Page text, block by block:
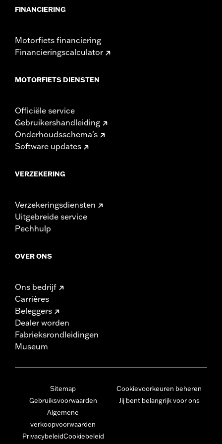
FINANCIERING
Motorfiets financiering
Financieringscalculator
MOTORFIETS DIENSTEN
Officiële service
Gebruikershandleiding
Onderhoudsschema's
Software updates
VERZEKERING
Verzekeringsdiensten
Uitgebreide service
Pechhulp
OVER ONS
Ons bedrijf
Carrières
Beleggers
Dealer worden
Fabrieksrondleidingen
Museum
Sitemap
Gebruiksvoorwaarden
Algemene
verkoopvoorwaarden
PrivacybeleidCookiebeleid
Cookievoorkeuren beheren
Jij bent belangrijk voor ons